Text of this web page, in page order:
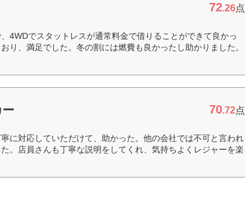
72.26点
4WDでスタットレスが通常料金で借りることができて良かっ
り、満足でした。冬の割には燃費も良かったし助かりました。
70.72点
に対応していただけて、助かった。他の会社では不可と言われ
。店員さんも丁寧な説明をしてくれ、気持ちよくレジャーを楽